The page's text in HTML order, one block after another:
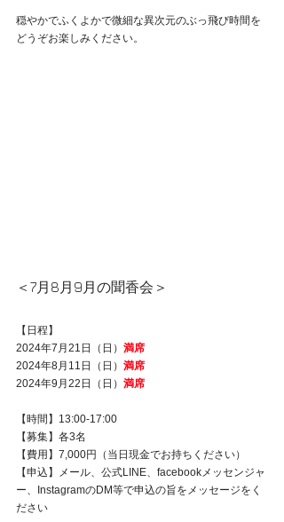
穏やかでふくよかで微細な異次元のぶっ飛び時間を
どうぞお楽しみください。
＜7月8月9月の聞香会＞
【日程】
2024年7月21日（日） 満席
2024年8月11日（日） 満席
2024年9月22日（日） 満席
【時間】13:00‐17:00
【募集】各3名
【費用】7,000円（当日現金でお持ちください）
【申込】メール、公式LINE、facebookメッセンジャ
ー、InstagramのDM等で申込の旨をメッセージをく
ださい